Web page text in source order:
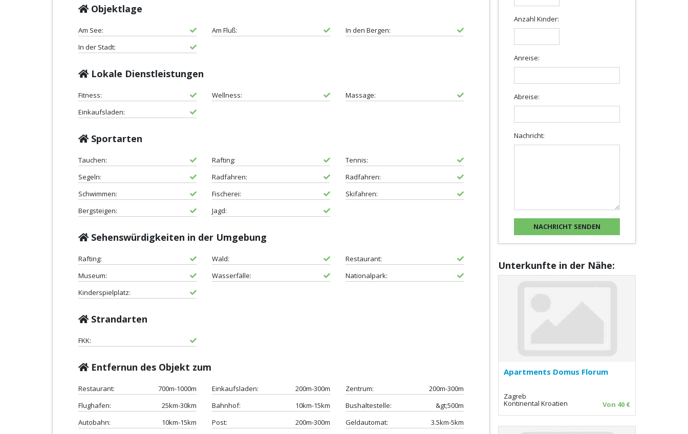
Objektlage
Am See: Am Fluß:
In den Bergen:
In der Stadt:
Lokale Dienstleistungen
Fitness: Wellness:
Massage:
Einkaufsladen:
Sportarten
Tauchen: Rafting:
Tennis:
Segeln:
Radfahren:
Radfahren:
Schwimmen:
Fischerei:
Skifahren:
Bergsteigen:
Jagd:
Sehenswürdigkeiten in der Umgebung
Rafting: Wald:
Restaurant:
Museum:
Wasserfälle:
Nationalpark:
Kinderspielplatz:
Strandarten
FKK:
Entfernun des Objekt zum
Restaurant: 700m-1000m Einkaufsladen: 200m-300m Zentrum:
200m-300m
Flughafen:
25km-30km Bahnhof: 10km-15km Bushaltestelle:
&gt;500m
Autobahn:
10km-15km Post: 200m-300m Geldautomat:
3.5km-5km
Anzahl Kinder:
Anreise:
Abreise:
Nachricht:
Unterkunfte in der Nähe:
Apartments Domus Florum
Zagreb
Kontinental Kroatien Von 40 €